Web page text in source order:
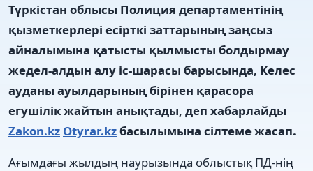
Түркістан облысы Полиция департаментінің
қызметкерлері есірткі заттарының заңсыз
айналымына қатысты қылмысты болдырмау
жедел-алдын алу іс-шарасы барысында, Келес
ауданы ауылдарының бірінен қарасора
егушілік жайтын анықтады, деп хабарлайды
Zakon.kz Otyrar.kzбасылымына сілтеме жасап.
Ағымдағы жылдың наурызында облыстық ПД-нің